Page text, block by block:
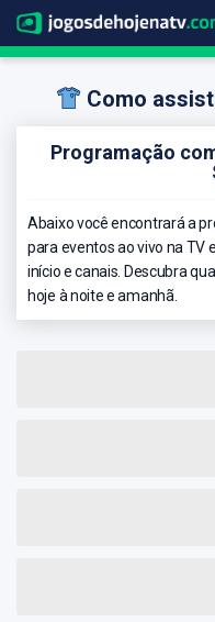
Como
Programação
Abaixo você encontrará a
para eventos ao vivo na TV
início e canais. Descubra
hoje à noite e amanhã.